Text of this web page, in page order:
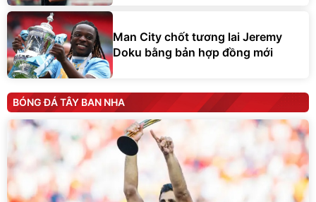
Man City chốt tương lai Jeremy
Doku bằng bản hợp đồng mới
BÓNG ĐÁ TÂY BAN NHA